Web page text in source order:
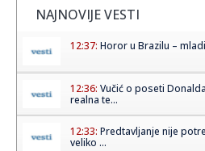
NAJNOVIJE VESTI
12:37: Horor u Brazilu –
12:36: Vučić o poseti
realna te...
12:33: Predtavljanje nije
veliko ...